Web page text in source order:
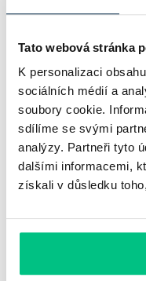
Tato webová stránka
K personalizaci
sociálních médií a
soubory cookie.
sdílíme se svými
analýzy. Partneři tyto
dalšími informacemi,
získali v důsledku